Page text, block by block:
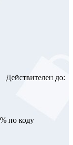
Действителен до:
по коду